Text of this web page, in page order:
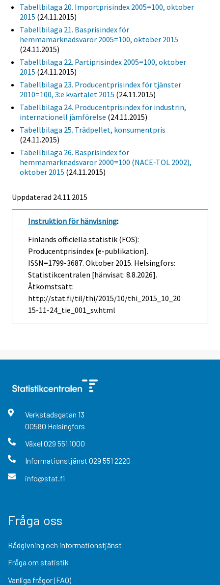
Tabellbilaga 20. Importprisindex 2005=100, oktober
2015 (24.11.2015)
Tabellbilaga 21. Basprisindex för
hemmamarknadsvaror 2005=100, oktober 2015
(24.11.2015)
Tabellbilaga 22. Partiprisindex 2005=100, oktober
2015 (24.11.2015)
Tabellbilaga 23. Producentprisindex för tjänster
2010=100, 3:e kvartalet 2015 (24.11.2015)
Tabellbilaga 24. Producentprisindex för industrin,
internationell jämförelse (24.11.2015)
Tabellbilaga 25. Trädpellet, konsumentpris
(24.11.2015)
Tabellbilaga 26. Basprisindex för
hemmamarknadsvaror 2000=100 (NACE-TOL 2002),
oktober 2015 (24.11.2015)
Uppdaterad 24.11.2015
Instruktion för hänvisning:
Finlands officiella statistik (FOS):
Producentprisindex [e-publikation].
ISSN=1799-3687. Oktober 2015. Helsingfors:
Statistikcentralen [hänvisat: 8.8.2026].
Åtkomstsätt:
http://stat.fi/til/thi/2015/10/thi_2015_10_20
15-11-24_tie_001_sv.html
Verkstadsgatan 13
00580 Helsingfors
Växel 029 551 1000
Informationstjänst 029 551 2220
info@stat.fi
Fråga oss
Rådgivning och informationstjänst
Fråga om statistik
Vanliga frågor (FAQ)